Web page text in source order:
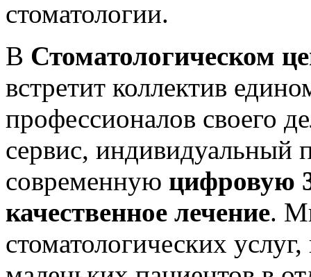
стоматологии.
В Стоматологическом
встретит коллектив
профессионалов своего
сервис, индивидуальный
современную цифровую
качественное лечение.
стоматологических